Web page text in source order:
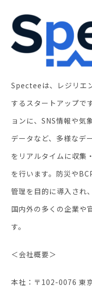
Specteeは、レジリエ
するスタートアップで
ョンに、SNS情報や気
データなど、多様なデ
をリアルタイムに収集
を行います。防災や
管理を目的に導入され
国内外の多くの企業や
す。
＜会社概要＞
本社：〒102-0076 東